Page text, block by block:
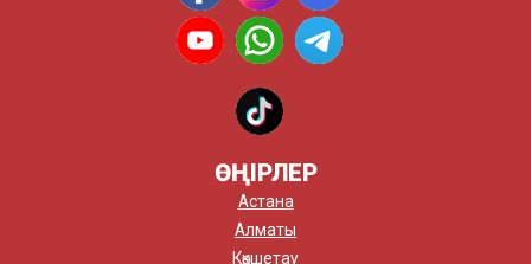
ӨҢІРЛЕР
Астана
Алматы
Көкшетау